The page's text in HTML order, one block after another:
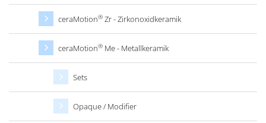
ceraMotion® Zr - Zirkonoxidkeramik
ceraMotion® Me - Metallkeramik
Sets
Opaque / Modifier